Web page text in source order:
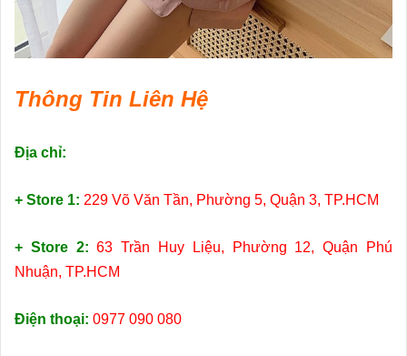
Thông Tin Liên Hệ
Địa chỉ:
+ Store 1: 229 Võ Văn Tần, Phường 5, Quận 3, TP.HCM
+ Store 2: 63 Trần Huy Liệu, Phường 12, Quận Phú
Nhuận, TP.HCM
Điện thoại: 0977 090 080